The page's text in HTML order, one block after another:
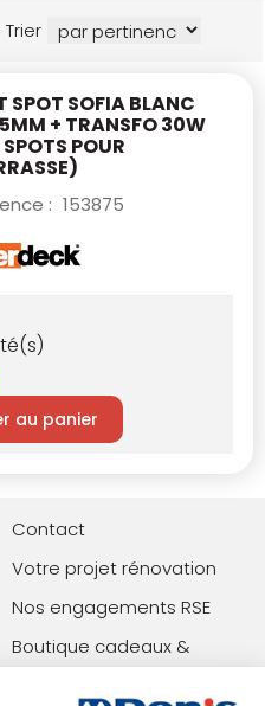
Trier
SPOT SOFIA BLANC
+ TRANSFO 30W
POUR
: 153875
au panier
Contact
Votre projet rénovation
Nos engagements RSE
Boutique cadeaux &